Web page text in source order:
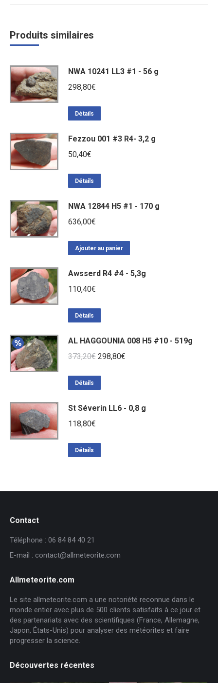
Produits similaires
NWA 10241 LL3 #1 - 56 g
298,80€
Détails
Fezzou 001 #3 R4- 3,2 g
50,40€
Détails
NWA 12844 H5 #1 - 170 g
636,00€
Ajouter au panier
Awsserd R4 #4 - 5,3g
110,40€
Détails
AL HAGGOUNIA 008 H5 #10 - 519g
373,20€ Le
373,20€.
298,80€
298,80€.
Détails
St Séverin LL6 - 0,8 g
118,80€
Détails
Contact
Téléphone : 06 84 84 40 21
E-mail : contact@allmeteorite.com
Allmeteorite.com
Le site allmeteorite.com a une notoriété reconnue dans le
monde entier avec plus de 500 clients satisfaits à ce jour et
des partenariats avec des scientifiques (France, Allemagne,
Japon, États-Unis) pour analyser des météorites et faire
progresser la science.
Découvertes récentes